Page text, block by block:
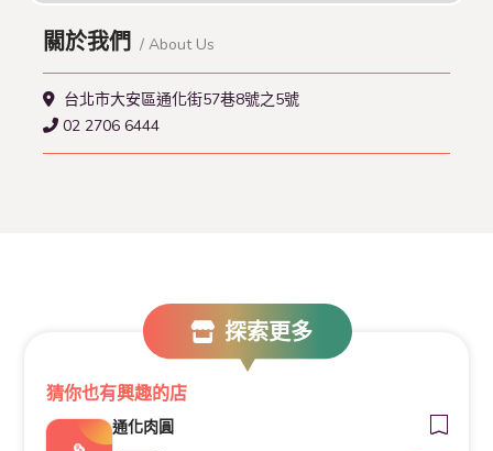
關於我們 / About Us
台北市大安區通化街57巷8號之5號
02 2706 6444
探索更多
猜你也有興趣的店
通化肉圓